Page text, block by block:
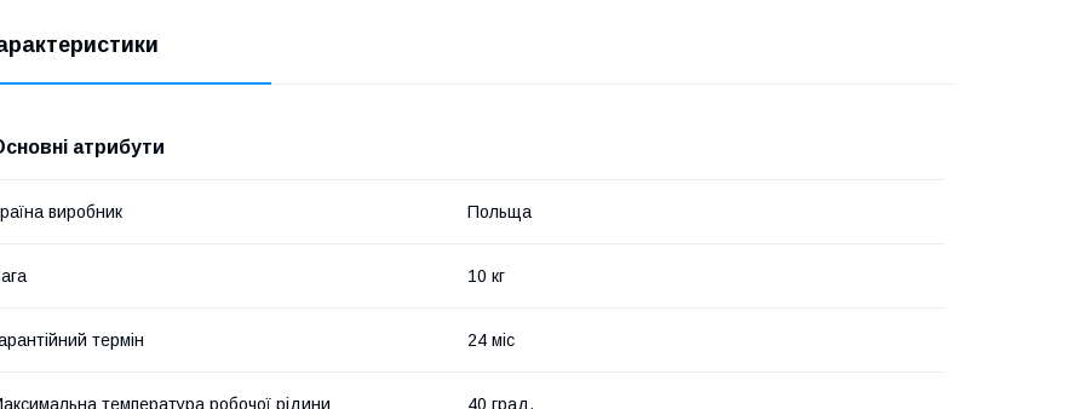
атрибути
виробник Польща
10 кг
термін 24 міс
температура робочої рідини 40 град.